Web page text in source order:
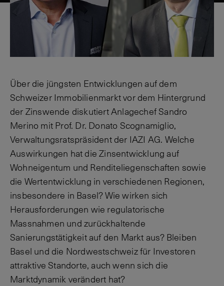
Über die jüngsten Entwicklungen auf dem
Schweizer Immobilienmarkt vor dem Hintergrund
der Zinswende diskutiert Anlagechef Sandro
Merino mit Prof. Dr. Donato Scognamiglio,
Verwaltungsratspräsident der IAZI AG. Welche
Auswirkungen hat die Zinsentwicklung auf
Wohneigentum und Renditeliegenschaften sowie
die Wertentwicklung in verschiedenen Regionen,
insbesondere in Basel? Wie wirken sich
Herausforderungen wie regulatorische
Massnahmen und zurückhaltende
Sanierungstätigkeit auf den Markt aus? Bleiben
Basel und die Nordwestschweiz für Investoren
attraktive Standorte, auch wenn sich die
Marktdynamik verändert hat?